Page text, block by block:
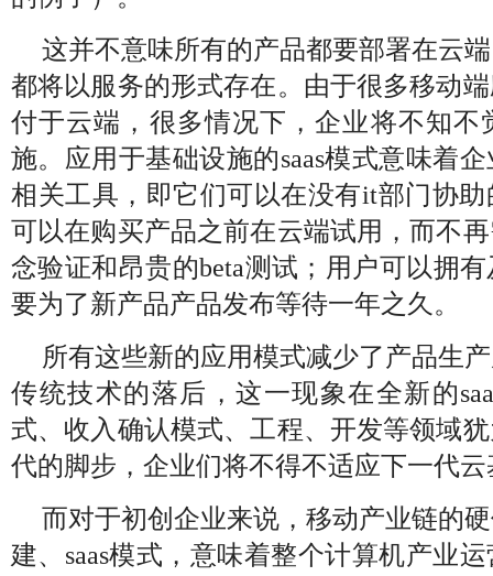
这并不意味所有的产品都要部署在云
都将以服务的形式存在。由于很多移动
付于云端，很多情况下，企业将不知不
施。应用于基础设施的saas模式意味着
相关工具，即它们可以在没有it部门协
可以在购买产品之前在云端试用，而不
念验证和昂贵的beta测试；用户可以拥
要为了新产品产品发布等待一年之久。
所有这些新的应用模式减少了产品生
传统技术的落后，这一现象在全新的
式、收入确认模式、工程、开发等领域
代的脚步，企业们将不得不适应下一代
而对于初创企业来说，移动产业链的
建、saas模式，意味着整个计算机产业